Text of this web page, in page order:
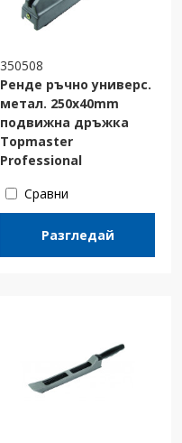
350508
Ренде ръчно универс.
метал. 250x40mm
подвижна дръжка
Topmaster
Professional
Сравни
Разгледай